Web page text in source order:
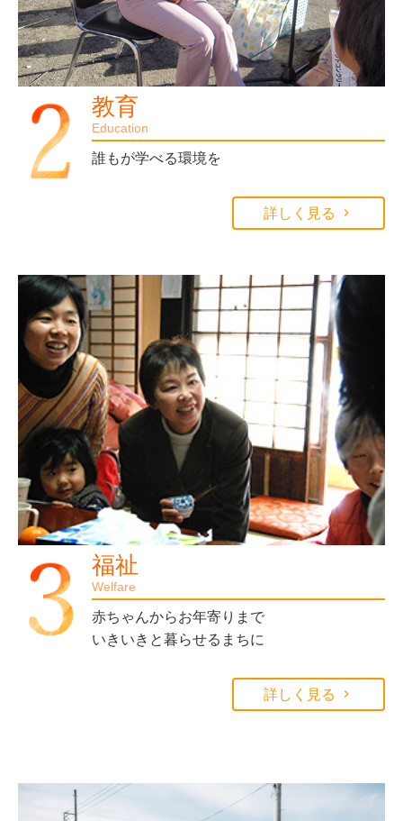
教育
Education
誰もが学べる環境を
詳しく見る
福祉
Welfare
赤ちゃんからお年寄りまで
いきいきと暮らせるまちに
詳しく見る